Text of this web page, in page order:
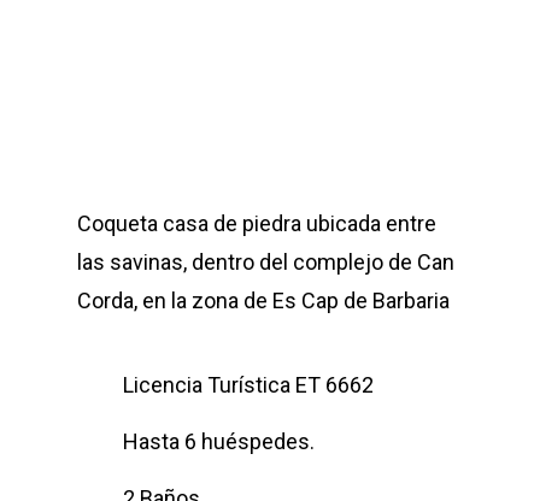
Coqueta casa de piedra ubicada entre
las savinas, dentro del complejo de Can
Corda, en la zona de Es Cap de Barbaria
Licencia Turística ET 6662
Hasta 6 huéspedes.